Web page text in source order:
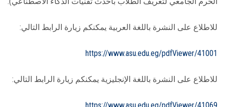
للاطلاع على النشرة باللغة العربية يمكنكم زيارة الرابط التالي:
https://www.asu.edu.eg/pdfViewer/41001
للاطلاع على النشرة باللغة الإنجليزية يمكنكم زيارة الرابط التالي: